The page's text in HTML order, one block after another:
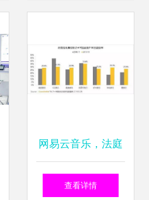
描
网易云音乐，法庭
见 用户数据权利的
查看详情